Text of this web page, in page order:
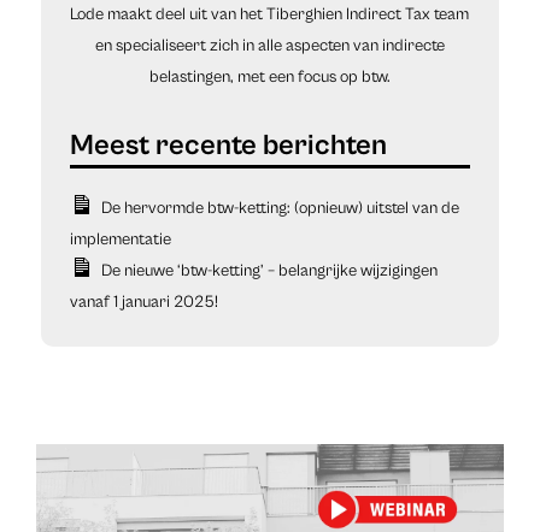
Lode maakt deel uit van het Tiberghien Indirect Tax team
en specialiseert zich in alle aspecten van indirecte
belastingen, met een focus op btw.
De hervormde btw-ketting: (opnieuw) uitstel van de
implementatie
De nieuwe ‘btw-ketting’ – belangrijke wijzigingen
vanaf 1 januari 2025!